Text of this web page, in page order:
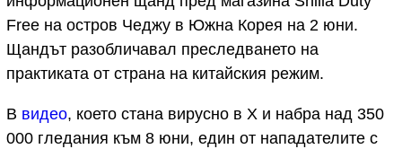
Free на остров Чеджу в Южна Корея на 2 юни.
Щандът разобличавал преследването на
практиката от страна на китайския режим.
В видео, което стана вирусно в X и набра над 350
000 гледания към 8 юни, един от нападателите с